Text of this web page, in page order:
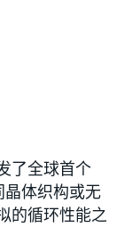
了全球首个
晶体织构或无
的循环性能之